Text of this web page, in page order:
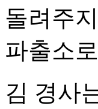
돌려주
파출소
김 경사